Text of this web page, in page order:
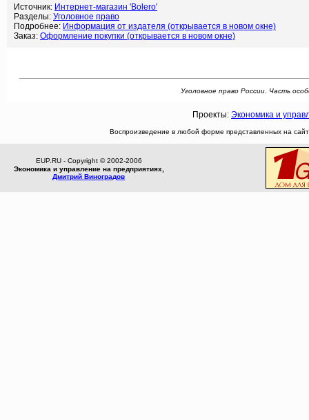
Источник: Интернет-магазин 'Bolero'
Разделы: Уголовное право
Подробнее: Информация от издателя (открывается в новом окне)
Заказ: Оформление покупки (открывается в новом окне)
Уголовное право России. Часть
Проекты: Экономика и
Воспроизведение в любой форме представленных на
EUP.RU - Copyright © 2002-2006
Экономика и управление на предприятиях,
Дмитрий Виноградов